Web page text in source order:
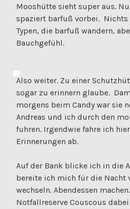
Mooshütte sieht super aus.
spaziert barfuß vorbei. Nichts
Typen, die barfuß wandern,
Bauchgefühl.
Also weiter. Zu einer
sogar zu erinnern glaube.
morgens beim Candy war sie
Andreas und ich durch den
fuhren. Irgendwie fahre ich
Erinnerungen ab.
Auf der Bank blicke ich in die
bereite ich mich für die Nacht
wechseln. Abendessen
Notfallreserve Couscous